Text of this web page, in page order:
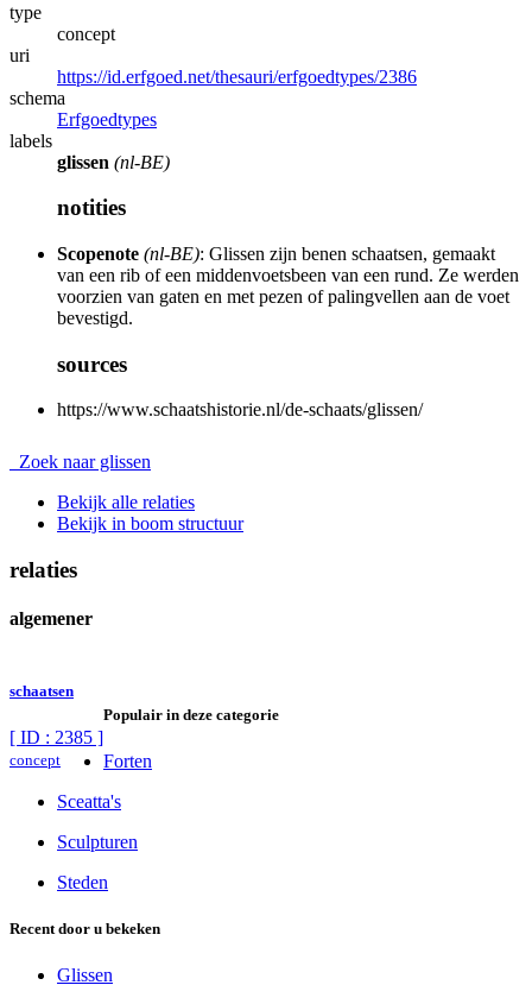
type
concept
uri
https://id.erfgoed.net/thesauri/erfgoedtypes/2386
schema
Erfgoedtypes
labels
glissen (nl-BE)
notities
Scopenote (nl-BE): Glissen zijn benen schaatsen, gemaakt
van een rib of een middenvoetsbeen van een rund. Ze werden
voorzien van gaten en met pezen of palingvellen aan de voet
bevestigd.
sources
https://www.schaatshistorie.nl/de-schaats/glissen/
Zoek naar glissen
Bekijk alle relaties
Bekijk in boom structuur
relaties
algemener
schaatsen
[ ID : 2385 ]
concept
Populair in deze categorie
Forten
Sceatta's
Sculpturen
Steden
Recent door u bekeken
Glissen